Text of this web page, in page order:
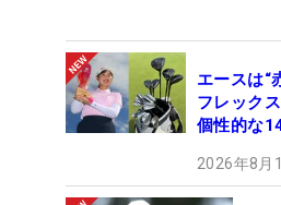
エースは“
フレック
個性的な
2026年8月